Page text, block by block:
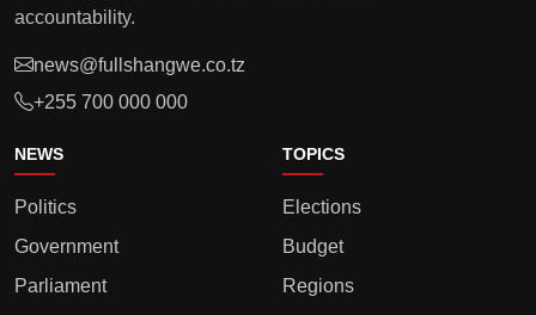
accountability.
news@fullshangwe.co.tz
+255 700 000 000
NEWS
Politics
Government
Parliament
TOPICS
Elections
Budget
Regions